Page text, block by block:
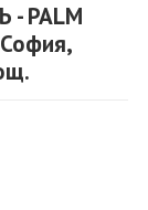
PALM
София,